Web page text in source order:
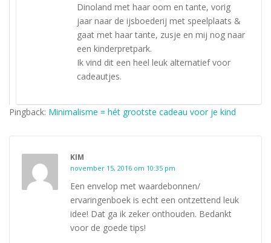
Dinoland met haar oom en tante, vorig
jaar naar de ijsboederij met speelplaats &
gaat met haar tante, zusje en mij nog naar
een kinderpretpark.
Ik vind dit een heel leuk alternatief voor
cadeautjes.
Pingback: Minimalisme = hét grootste cadeau voor je kind
KIM
november 15, 2016 om 10:35 pm
Een envelop met waardebonnen/
ervaringenboek is echt een ontzettend leuk
idee! Dat ga ik zeker onthouden. Bedankt
voor de goede tips!